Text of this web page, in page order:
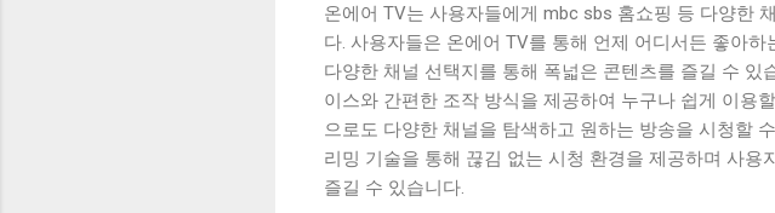
온에어 TV는 사용자들에게 mbc sbs 홈쇼핑 등 다양한
다. 사용자들은 온에어 TV를 통해 언제 어디서든 좋아
다양한 채널 선택지를 통해 폭넓은 콘텐츠를 즐길 수 있
이스와 간편한 조작 방식을 제공하여 누구나 쉽게 이용
으로도 다양한 채널을 탐색하고 원하는 방송을 시청할
리밍 기술을 통해 끊김 없는 시청 환경을 제공하며 사용
즐길 수 있습니다.